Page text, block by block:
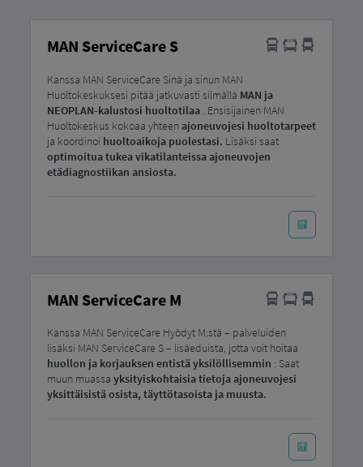
MAN ServiceCare S
Kanssa MAN ServiceCare Sinä ja sinun MAN
Huoltokeskuksesi pitää jatkuvasti silmällä MAN ja
NEOPLAN-kalustosi huoltotilaa. Ensisijainen MAN
Huoltokeskus kokoaa yhteenajoneuvojesi huoltotarpeet
ja koordinoi huoltoaikoja puolestasi. Lisäksi saat
optimoitua tukea vikatilanteissa ajoneuvojen
etädiagnostiikan ansiosta.
MAN ServiceCare M
Kanssa MAN ServiceCare Hyödyt M:stä – palveluiden
lisäksi MAN ServiceCare S – lisäeduista, jotta voit hoitaa
huollon ja korjauksen entistä yksilöllisemmin : Saat
muun muassa yksityiskohtaisia ​​tietoja ajoneuvojesi
yksittäisistä osista, täyttötasoista ja muusta.